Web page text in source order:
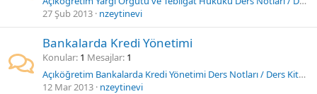
27 Şub 2013 nzeytinevi
Bankalarda Kredi Yönetimi
Konular 1 Mesajlar 1
Açıköğretim Bankalarda Kredi Yönetimi Ders Notları / Ders Kitabı
12 Mar 2013 nzeytinevi